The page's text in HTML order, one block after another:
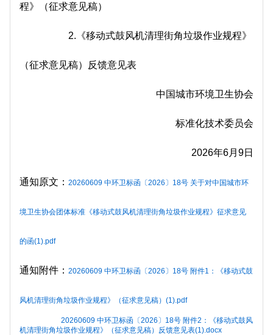
程》（征求意见稿）
2.《移动式鼓风机清理街角垃圾作业规程》
（征求意见稿）反馈意见表
中国城市环境卫生协会
标准化技术委员会
2026年6月9日
通知原文：20260609 中环卫标函〔2026〕18号 关于对中国城市环
境卫生协会团体标准《移动式鼓风机清理街角垃圾作业规程》征求意见
的函(1).pdf
通知附件：20260609 中环卫标函〔2026〕18号 附件1：《移动式鼓
风机清理街角垃圾作业规程》（征求意见稿）(1).pdf
20260609 中环卫标函〔2026〕18号 附件2：《移动式鼓风
机清理街角垃圾作业规程》（征求意见稿）反馈意见表(1).docx